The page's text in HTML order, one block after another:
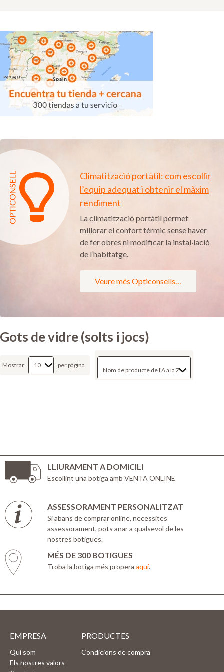
Climatització portàtil: com escollir
l’equip adequat i obtenir el màxim
rendiment
La climatització portàtil permet
millorar el confort tèrmic sense haver
de fer obres ni modificar la instal·lació
de l’habitatge.
Veure més Opticonsells…
Gots de vidre (solts i jocs)
Mostrar per pàgina
LLIURAMENT A DOMICILI
Escollint una botiga amb VENTA ONLINE
ASSESSORAMENT PERSONALITZAT
Si abans de comprar online, necessites
assessorament, pots anar a qualsevol de les
nostres botigues.
MÉS DE 300 BOTIGUES
Troba la botiga més propera aquí.
EMPRESA
Qui som
Els nostres valors
PRODUCTES
Condicions de compra